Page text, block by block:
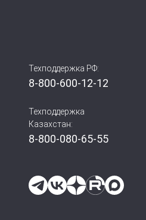
Техподдержка РФ:
8-800-600-12-12
Техподдержка
Казахстан:
8-800-080-65-55